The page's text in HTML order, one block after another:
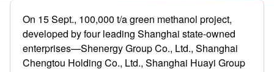
On 15 Sept., 100,000 t/a green methanol project,
developed by four leading Shanghai state-owned
enterprises—Shenergy Group Co., Ltd., Shanghai
Chengtou Holding Co., Ltd., Shanghai Huayi Group